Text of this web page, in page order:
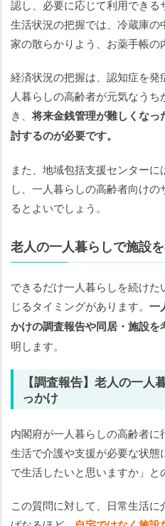
認し、必要に応じて利用できる
生活状況の把握では、冷蔵庫の
家の散らかりよう、お薬手帳の
経済状況の把握は、認知症を
人暮らしの高齢者が元気なう
き、将来金銭管理が難しくな
討するのが必要です。
また、地域包括支援センター
し、一人暮らしの高齢者向け
るとよいでしょう。
老人の一人暮らしで施設
できるだけ一人暮らしを続け
じるタイミングがあります。 一
かけの調査報告や同居・施設を
明します。
【調査報告】老人の一人
っかけ
内閣府が一人暮らしの高齢者
生活で介護や支援が必要な状
で生活したいと思いますか」と
この質問に対して、日常生活